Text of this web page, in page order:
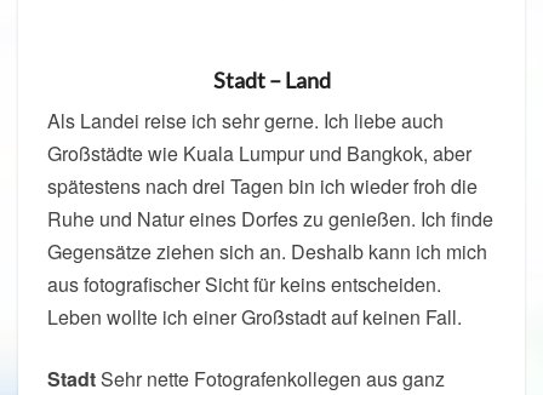
Stadt – Land
Als Landei reise ich sehr gerne. Ich liebe auch
Großstädte wie Kuala Lumpur und Bangkok, aber
spätestens nach drei Tagen bin ich wieder froh die
Ruhe und Natur eines Dorfes zu genießen. Ich finde
Gegensätze ziehen sich an. Deshalb kann ich mich
aus fotografischer Sicht für keins entscheiden.
Leben wollte ich einer Großstadt auf keinen Fall.
StadtSehr nette Fotografenkollegen aus ganz